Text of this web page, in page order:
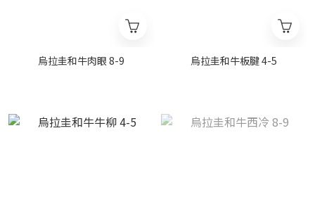
烏拉圭和牛肉眼 8-9 烏拉圭和牛板腱 4-5